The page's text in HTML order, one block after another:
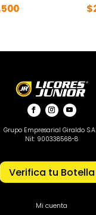
$
Grupo Empresarial Giraldo
Nit: 900338568-8
Verifica tu Botella
Mi cuenta